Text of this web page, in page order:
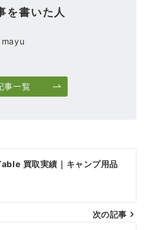
を書いた人
mayu
事一覧
買取実績｜キャンプ用品
次の記事